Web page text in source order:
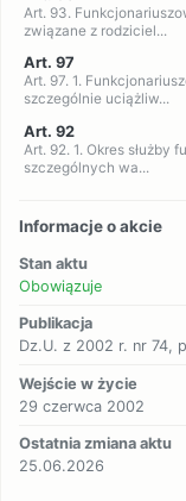
Art. 93.
związane z rodziciel...
Art. 97
Art. 97. 1.
szczególnie uciążliw...
Art. 92
Art. 92. 1. Okres służby
szczególnych wa...
Informacje o akcie
Stan aktu
Obowiązuje
Publikacja
Dz.U. z 2002 r. nr 74,
Wejście w życie
29 czerwca 2002
Ostatnia zmiana aktu
25.06.2026